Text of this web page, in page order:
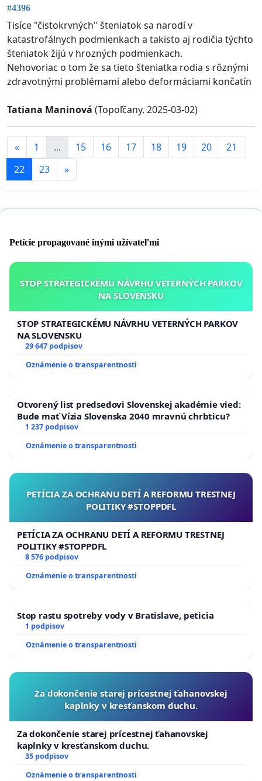
#4396
Tisíce "čistokrvných" šteniatok sa narodí v
katastrofálnych podmienkach a takisto aj rodičia týchto
šteniatok žijú v hrozných podmienkach.
Nehovoriac o tom že sa tieto šteniatka rodia s rôznými
zdravotnými problémami alebo deformáciami končatín
Tatiana Maninová (Topoľčany, 2025-03-02)
« 1 ... 15 16 17 18 19 20
21
22
23 »
Petície propagované inými užívateľmi
STOP STRATEGICKÉMU NÁVRHU VETERNÝCH PARKOV
NA SLOVENSKU
STOP STRATEGICKÉMU NÁVRHU VETERNÝCH PARKOV
NA SLOVENSKU
29 647 podpisov
Oznámenie o transparentnosti
Otvorený list predsedovi Slovenskej akadémie vied:
Bude mať Vízia Slovenska 2040 mravnú chrbticu?
1 237 podpisov
Oznámenie o transparentnosti
PETÍCIA ZA OCHRANU DETÍ A REFORMU TRESTNEJ
POLITIKY #STOPPDFL
PETÍCIA ZA OCHRANU DETÍ A REFORMU TRESTNEJ
POLITIKY #STOPPDFL
8 576 podpisov
Oznámenie o transparentnosti
Stop rastu spotreby vody v Bratislave, peticia
1 podpisov
Oznámenie o transparentnosti
Za dokončenie starej prícestnej ťahanovskej
kaplnky v kresťanskom duchu.
Za dokončenie starej prícestnej ťahanovskej
kaplnky v kresťanskom duchu.
35 podpisov
Oznámenie o transparentnosti